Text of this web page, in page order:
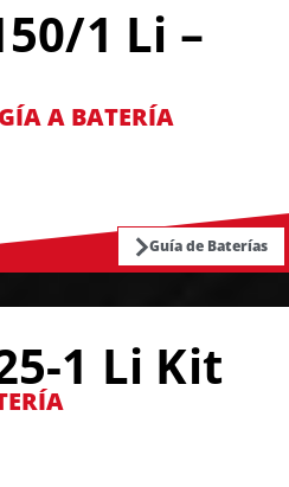
1 Li –
A BATERÍA
Guía de Baterías
1 Li Kit